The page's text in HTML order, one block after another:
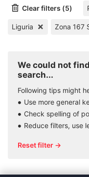
Clear filters (5)
Liguria Zona 167
We could not
search...
Following tips might
Use more general
Check spelling of
Reduce filters, use
Reset filter →